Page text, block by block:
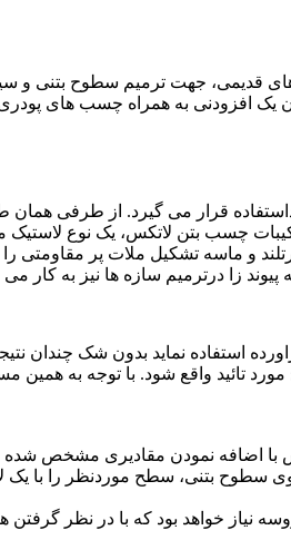
قدیمی، جهت ترمیم سطوح بتنی و
یک افزودنی به همراه چسب های
قرار می گیرد. از طرفی همان
چسب بتن لاتکس، یک نوع لاستیک
و ماسه تشکیل ملات پر مقاومتی
زا درترمیم سازه ها نیز به کار می
استفاده نماید بدون شک چندان
تائید واقع شود. با توجه به همین
با اضافه نمودن مقادیری مشخص
روی سطوح بتنی، سطح موردنظر را با
خواهد بود که با در نظر گرفتن